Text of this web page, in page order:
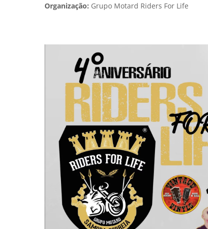
Organização: Grupo Motard Riders For Life